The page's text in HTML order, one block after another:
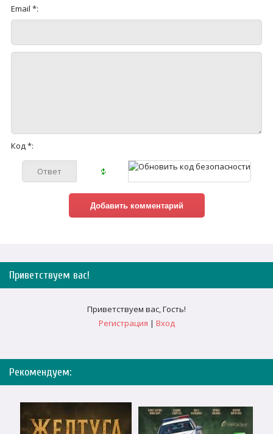
Email *:
Код *:
Приветствуем вас!
Приветствуем вас,Гость!
Регистрация | Вход
Рекомендуем: